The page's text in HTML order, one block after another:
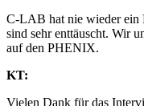
C-LAB hat nie wieder ein
sind sehr enttäuscht. Wir
auf den PHENIX.
KT:
Vielen Dank für das